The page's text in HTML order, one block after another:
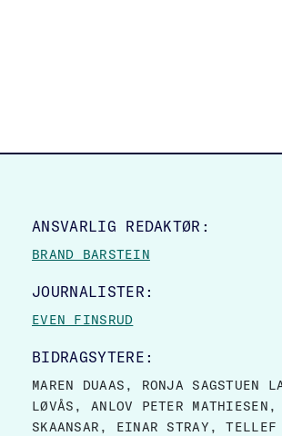
SITE FOOTER
ANSVARLIG REDAKTØR:
BRAND BARSTEIN
JOURNALISTER:
EVEN FINSRUD
BIDRAGSYTERE:
MAREN DUAAS, RONJA SAGSTUEN
LØVÅS, ANLOV PETER MATHIESEN,
SKAANSAR, EINAR STRAY,